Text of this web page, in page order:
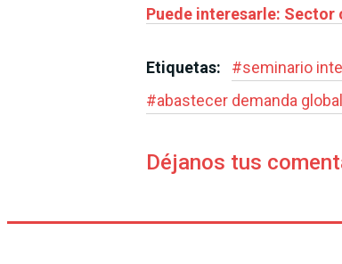
Puede interesarle:
Etiquetas: #seminario
#abastecer demanda global
Déjanos tus